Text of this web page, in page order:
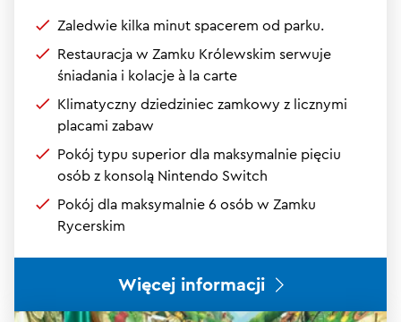
Zaledwie kilka minut spacerem od parku.
Restauracja w Zamku Królewskim serwuje
śniadania i kolacje à la carte
Klimatyczny dziedziniec zamkowy z licznymi
placami zabaw
Pokój typu superior dla maksymalnie pięciu
osób z konsolą Nintendo Switch
Pokój dla maksymalnie 6 osób w Zamku
Rycerskim
Więcej informacji